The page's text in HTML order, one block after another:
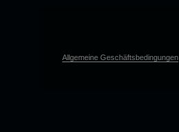
Allgemeine Geschäftsbedingungen